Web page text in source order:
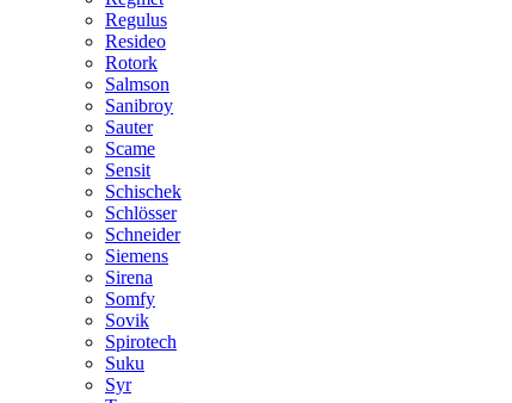
Regulus
Resideo
Rotork
Salmson
Sanibroy
Sauter
Scame
Sensit
Schischek
Schlösser
Schneider
Siemens
Sirena
Somfy
Sovik
Spirotech
Suku
Syr